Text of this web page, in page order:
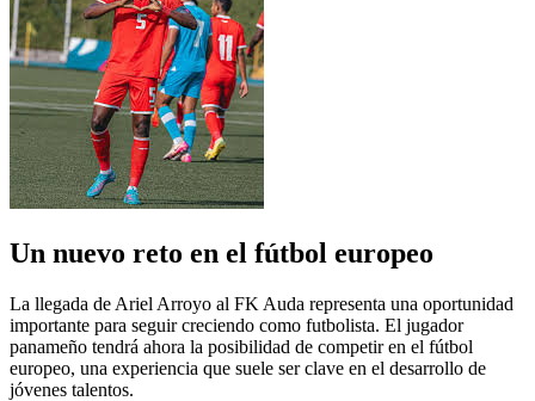
Un nuevo reto en el fútbol europeo
La llegada de Ariel Arroyo al FK Auda representa una oportunidad
importante para seguir creciendo como futbolista. El jugador
panameño tendrá ahora la posibilidad de competir en el fútbol
europeo, una experiencia que suele ser clave en el desarrollo de
jóvenes talentos.